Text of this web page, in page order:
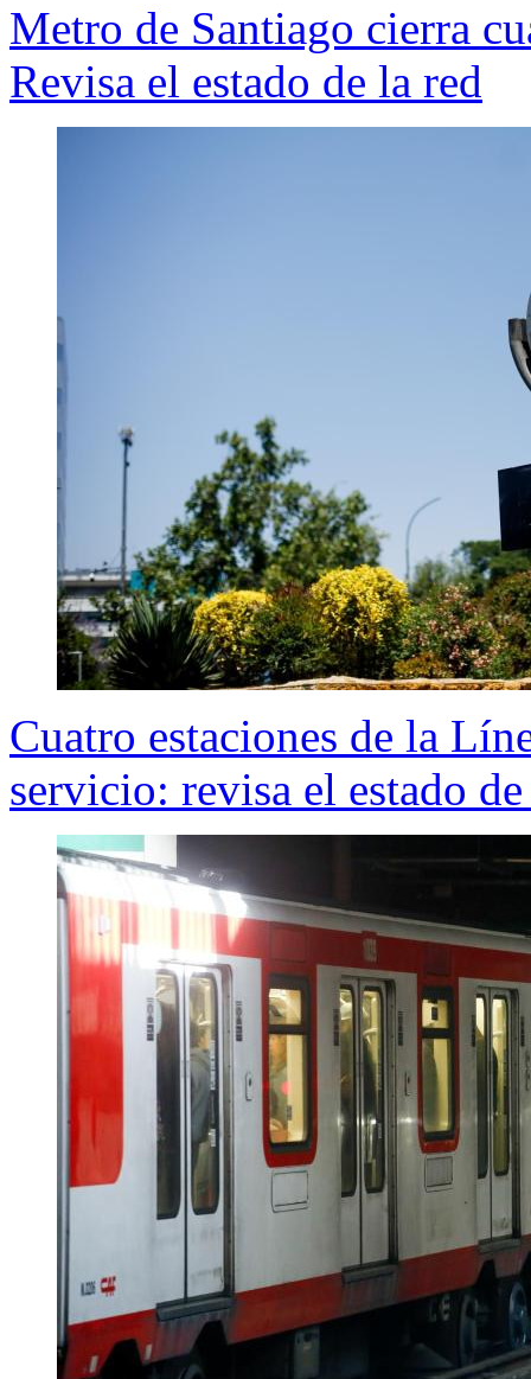
Metro de Santiago cierra
Revisa el estado de la red
Cuatro estaciones de la
servicio: revisa el estado